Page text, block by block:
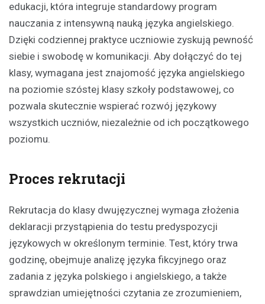
edukacji, która integruje standardowy program
nauczania z intensywną nauką języka angielskiego.
Dzięki codziennej praktyce uczniowie zyskują pewność
siebie i swobodę w komunikacji. Aby dołączyć do tej
klasy, wymagana jest znajomość języka angielskiego
na poziomie szóstej klasy szkoły podstawowej, co
pozwala skutecznie wspierać rozwój językowy
wszystkich uczniów, niezależnie od ich początkowego
poziomu.
Proces rekrutacji
Rekrutacja do klasy dwujęzycznej wymaga złożenia
deklaracji przystąpienia do testu predyspozycji
językowych w określonym terminie. Test, który trwa
godzinę, obejmuje analizę języka fikcyjnego oraz
zadania z języka polskiego i angielskiego, a także
sprawdzian umiejętności czytania ze zrozumieniem,